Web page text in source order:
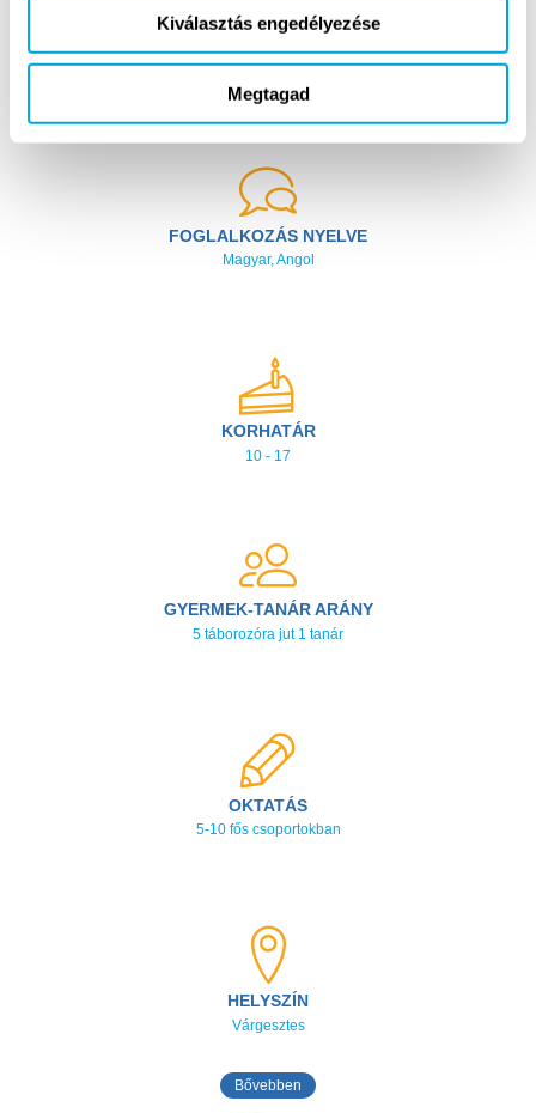
Kiválasztás engedélyezése
Megtagad
Részletes program és napirend
További információk
FOGLALKOZÁS NYELVE
Magyar, Angol
KORHATÁR
10 - 17
GYERMEK-TANÁR ARÁNY
5 táborozóra jut 1 tanár
OKTATÁS
5-10 fős csoportokban
HELYSZÍN
Várgesztes
Bővebben